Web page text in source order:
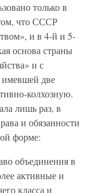
только в
что СССР
и в 4-й и 5-
основа страны
и с
имевшей две
колхозную.
лишь раз, в
и обязанности
форме:
объединения в
активные и
класса и